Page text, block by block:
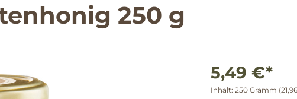
250 g
5,49 €*
Inhalt: 250 Gramm